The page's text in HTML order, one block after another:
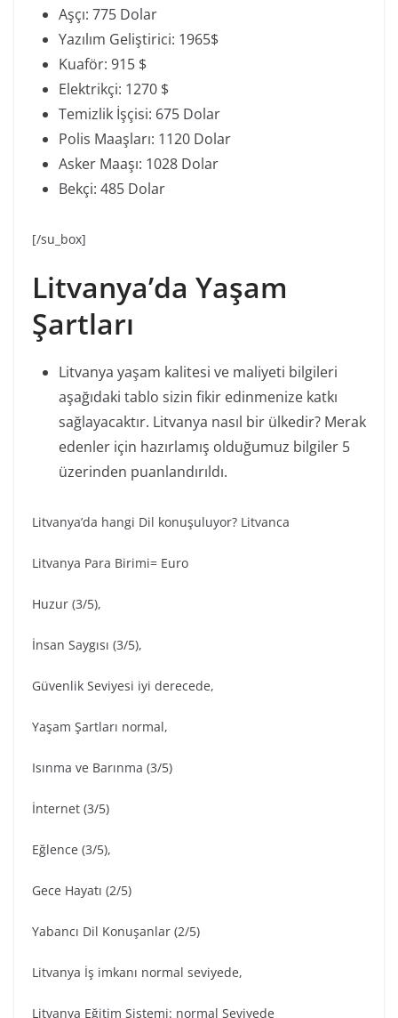
Aşçı: 775 Dolar
Yazılım Geliştirici: 1965$
Kuaför: 915 $
Elektrikçi: 1270 $
Temizlik İşçisi: 675 Dolar
Polis Maaşları: 1120 Dolar
Asker Maaşı: 1028 Dolar
Bekçi: 485 Dolar
[/su_box]
Litvanya’da Yaşam
Şartları
Litvanya yaşam kalitesi ve maliyeti bilgileri
aşağıdaki tablo sizin fikir edinmenize katkı
sağlayacaktır. Litvanya nasıl bir ülkedir? Merak
edenler için hazırlamış olduğumuz bilgiler 5
üzerinden puanlandırıldı.
Litvanya’da hangi Dil konuşuluyor? Litvanca
Litvanya Para Birimi= Euro
Huzur (3/5),
İnsan Saygısı (3/5),
Güvenlik Seviyesi iyi derecede,
Yaşam Şartları normal,
Isınma ve Barınma (3/5)
İnternet (3/5)
Eğlence (3/5),
Gece Hayatı (2/5)
Yabancı Dil Konuşanlar (2/5)
Litvanya İş imkanı normal seviyede,
Litvanya Eğitim Sistemi: normal Seviyede